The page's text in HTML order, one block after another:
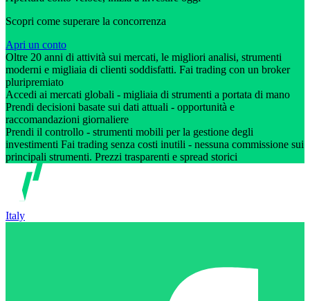
Scopri come superare la concorrenza
Apri un conto
Oltre 20 anni di attività sui mercati, le migliori analisi, strumenti
moderni e migliaia di clienti soddisfatti. Fai trading con un broker
pluripremiato
Accedi ai mercati globali - migliaia di strumenti a portata di mano
Prendi decisioni basate sui dati attuali - opportunità e
raccomandazioni giornaliere
Prendi il controllo - strumenti mobili per la gestione degli
investimenti Fai trading senza costi inutili - nessuna commissione sui
principali strumenti. Prezzi trasparenti e spread storici
Italy